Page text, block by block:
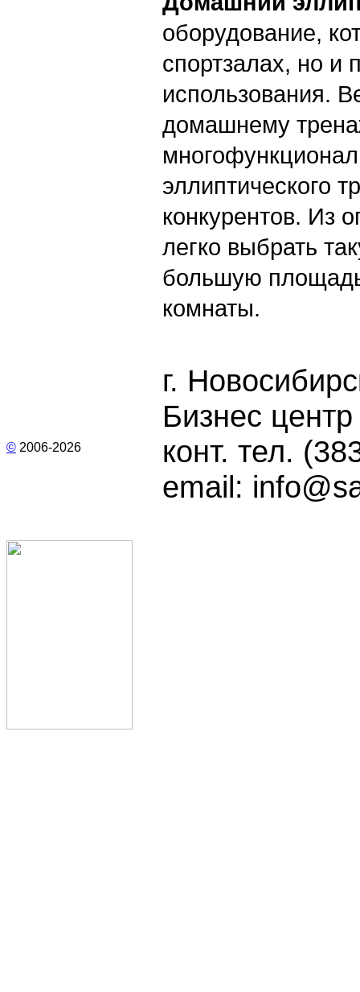
оборудование,
спортзалах, но и
использования.
домашнему
эллиптического
конкурентов. Из
легко выбрать
большую
комнаты.
© 2006-2026
г.
Бизнес
конт. тел.
email: